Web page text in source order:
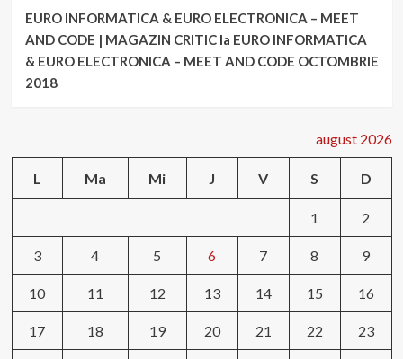
EURO INFORMATICA & EURO ELECTRONICA – MEET
AND CODE | MAGAZIN CRITICla EURO INFORMATICA
& EURO ELECTRONICA – MEET AND CODE OCTOMBRIE
2018
august 2026
L Ma Mi J V S D
1 2
3 4 5 6 7 8 9
10 11 12 13 14 15 16
17 18 19 20 21 22 23